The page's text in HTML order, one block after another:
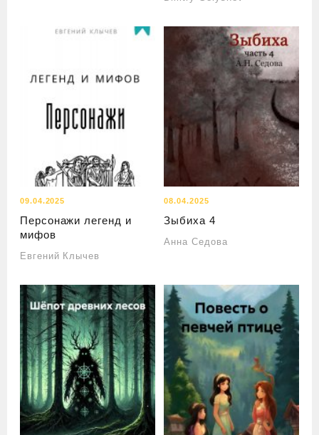
09.04.2025
Персонажи легенд и
мифов
Евгений Клычев
08.04.2025
Зыбиха 4
Анна Седова